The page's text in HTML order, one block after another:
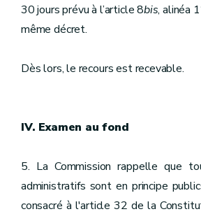
30 jours prévu à l’article 8bis, alinéa 1
même décret.
Dès lors, le recours est recevable.
IV. Examen au fond
5. La Commission rappelle que
administratifs sont en principe
consacré à l'article 32 de la